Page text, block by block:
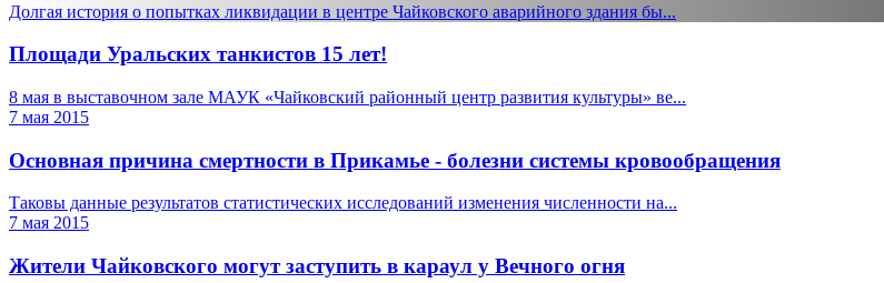
Долгая история о попытках ликвидации в центре Чайковского аварийного здания бы...
Площади Уральских танкистов 15 лет!
8 мая в выставочном зале МАУК «Чайковский районный центр развития культуры» ве...
7 мая 2015
Основная причина смертности в Прикамье - болезни системы кровообращения
Таковы данные результатов статистических исследований изменения численности на...
7 мая 2015
Жители Чайковского могут заступить в караул у Вечного огня